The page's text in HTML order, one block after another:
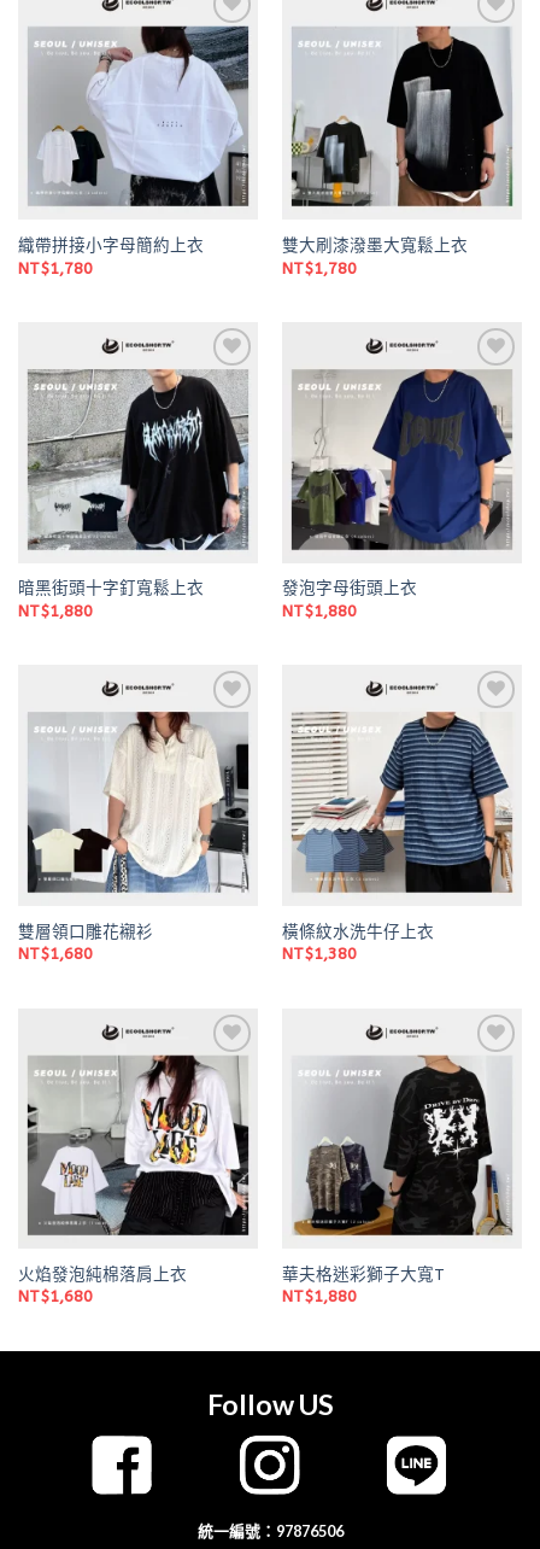
Add to
wishlist
織帶拼接小字母簡約上衣
NT$1,780
Add to
wishlist
雙大刷漆潑墨大寬鬆上衣
NT$1,780
Add to
wishlist
暗黑街頭十字釘寬鬆上衣
NT$1,880
Add to
wishlist
發泡字母街頭上衣
NT$1,880
Add to
wishlist
雙層領口雕花襯衫
NT$1,680
Add to
wishlist
橫條紋水洗牛仔上衣
NT$1,380
Add to
wishlist
火焰發泡純棉落肩上衣
NT$1,680
Add to
wishlist
華夫格迷彩獅子大寬T
NT$1,880
Follow US
統一編號：97876506